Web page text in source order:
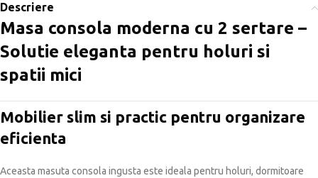
Descriere
Masa consola moderna cu 2 sertare –
Solutie eleganta pentru holuri si
spatii mici
Mobilier slim si practic pentru organizare
eficienta
Aceasta masuta consola ingusta este ideala pentru holuri, dormitoare